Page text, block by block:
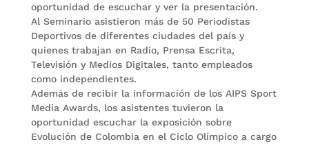
oportunidad de escuchar y ver la presentación.
Al Seminario asistieron más de 50 Periodistas
Deportivos de diferentes ciudades del país y
quienes trabajan en Radio, Prensa Escrita,
Televisión y Medios Digitales, tanto empleados
como independientes.
Además de recibir la información de los AIPS Sport
Media Awards, los asistentes tuvieron la
oportunidad escuchar la exposición sobre
Evolución de Colombia en el Ciclo Olímpico a cargo